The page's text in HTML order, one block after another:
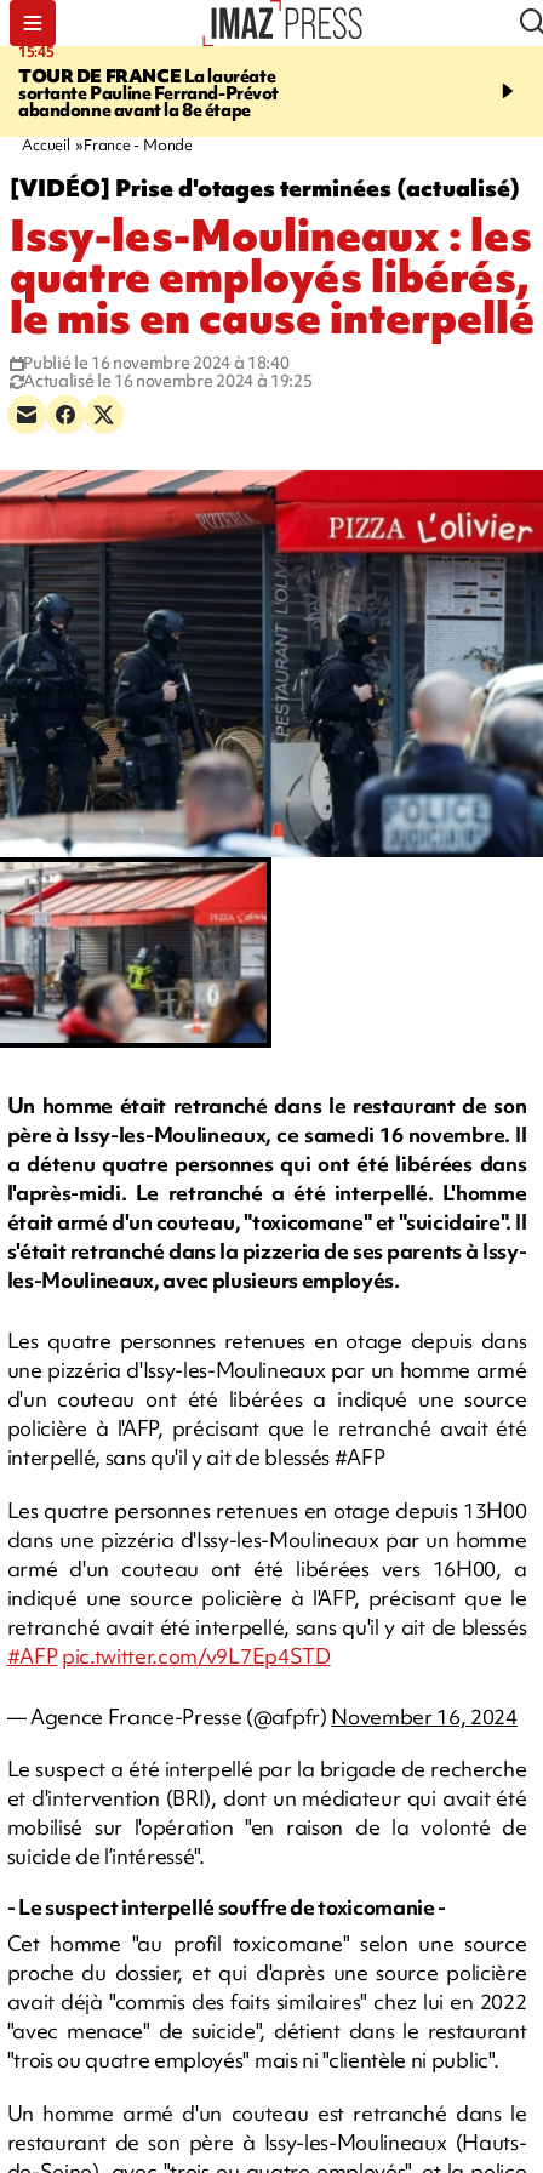
15:45
TOUR DE FRANCELa lauréate
sortante Pauline Ferrand-Prévot
abandonne avant la 8e étape
20:17
routière, concours de
Accueil France - Monde
[VIDÉO] Prise d'otages terminées (actualisé)
Issy-les-Moulineaux : les
quatre employés libérés,
le mis en cause interpellé
Publié le 16 novembre 2024 à 18:40
Actualisé le 16 novembre 2024 à 19:25
Un homme était retranché dans le restaurant de son
père à Issy-les-Moulineaux, ce samedi 16 novembre. Il
a détenu quatre personnes qui ont été libérées dans
l'après-midi. Le retranché a été interpellé. L'homme
était armé d'un couteau, "toxicomane" et "suicidaire". Il
s'était retranché dans la pizzeria de ses parents à Issy-
les-Moulineaux, avec plusieurs employés.
Les quatre personnes retenues en otage depuis dans
une pizzéria d'Issy-les-Moulineaux par un homme armé
d'un couteau ont été libérées a indiqué une source
policière à l'AFP, précisant que le retranché avait été
interpellé, sans qu'il y ait de blessés #AFP
Les quatre personnes retenues en otage depuis 13H00
dans une pizzéria d'Issy-les-Moulineaux par un homme
armé d'un couteau ont été libérées vers 16H00, a
indiqué une source policière à l'AFP, précisant que le
retranché avait été interpellé, sans qu'il y ait de blessés
#AFP pic.twitter.com/v9L7Ep4STD
— Agence France-Presse (@afpfr) November 16, 2024
Le suspect a été interpellé par la brigade de recherche
et d'intervention (BRI), dont un médiateur qui avait été
mobilisé sur l'opération "en raison de la volonté de
suicide de l’intéressé".
- Le suspect interpellé souffre de toxicomanie -
Cet homme "au profil toxicomane" selon une source
proche du dossier, et qui d'après une source policière
avait déjà "commis des faits similaires" chez lui en 2022
"avec menace" de suicide", détient dans le restaurant
"trois ou quatre employés" mais ni "clientèle ni public".
Un homme armé d'un couteau est retranché dans le
restaurant de son père à Issy-les-Moulineaux (Hauts-